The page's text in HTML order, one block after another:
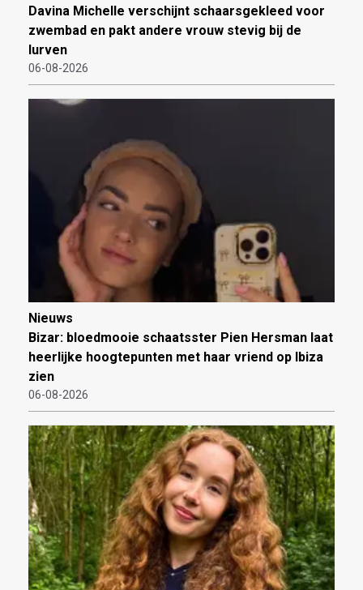
Davina Michelle verschijnt schaarsgekleed voor
zwembad en pakt andere vrouw stevig bij de
lurven
06-08-2026
Nieuws
Bizar: bloedmooie schaatsster Pien Hersman laat
heerlijke hoogtepunten met haar vriend op Ibiza
zien
06-08-2026